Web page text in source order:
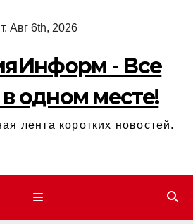
Авг 6th, 2026
- Все
одном месте!
лента коротких новостей.